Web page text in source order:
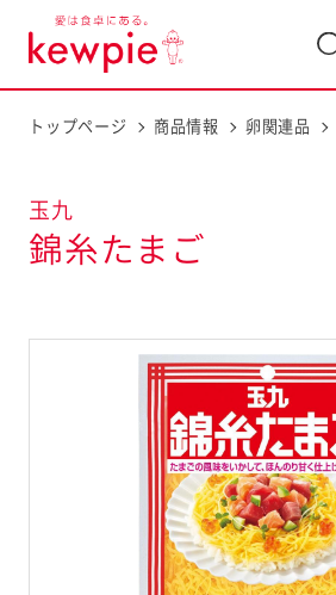
トップページ 商品情報 卵関連品
玉九
錦糸たまご